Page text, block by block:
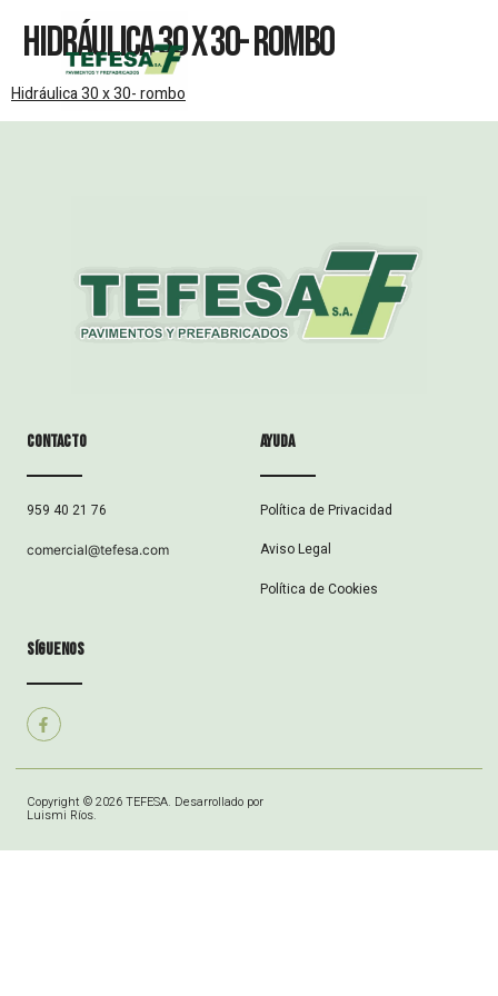
Hidráulica 30 X 30- Rombo
Hidráulica 30 x 30- rombo
Contacto
959 40 21 76
comercial@tefesa.com
ayuda
Política de Privacidad
Aviso Legal
Política de Cookies
síguenos
Copyright © 2026 TEFESA. Desarrollado por
Luismi Ríos.